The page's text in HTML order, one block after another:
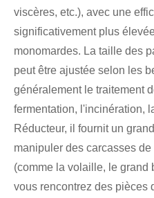
viscères, etc.), avec une
significativement plus
monomardes. La taille des
peut être ajustée selon les
généralement le traitement
fermentation, l'incinération,
Réducteur, il fournit un
manipuler des carcasses
(comme la volaille, le grand
vous rencontrez des pièces